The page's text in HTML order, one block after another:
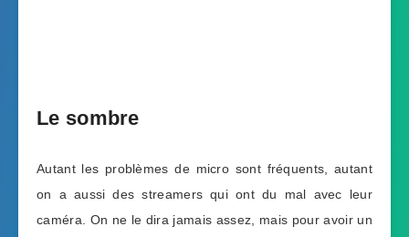
Le sombre
Autant les problèmes de micro sont fréquents, autant
on a aussi des streamers qui ont du mal avec leur
caméra. On ne le dira jamais assez, mais pour avoir un